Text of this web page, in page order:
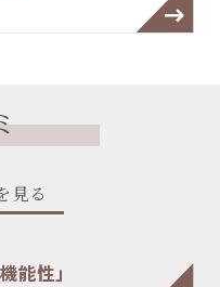
見る
能性」